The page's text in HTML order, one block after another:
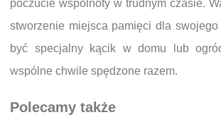
poczucie wspólnoty w trudnym czasie.
stworzenie miejsca pamięci dla
być specjalny kącik w domu lub
wspólne chwile spędzone razem.
Polecamy także